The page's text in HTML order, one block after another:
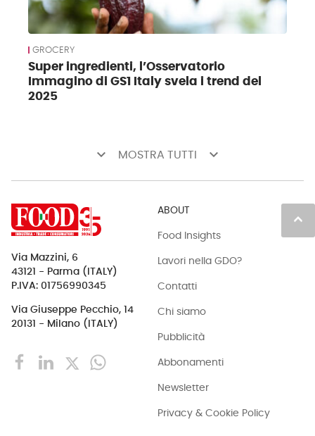
GROCERY
Super ingredienti, l’Osservatorio
Immagino di GS1 Italy svela i trend del
2025
keyboard_arrow_down MOSTRA TUTTI keyboard_arrow_down
keyboard_arrow_up
Via Mazzini, 6
43121 - Parma (ITALY)
P.IVA: 01756990345
Via Giuseppe Pecchio, 14
20131 - Milano (ITALY)
ABOUT
Food Insights
Lavori nella GDO?
Contatti
Chi siamo
Pubblicità
Abbonamenti
Newsletter
Privacy & Cookie Policy